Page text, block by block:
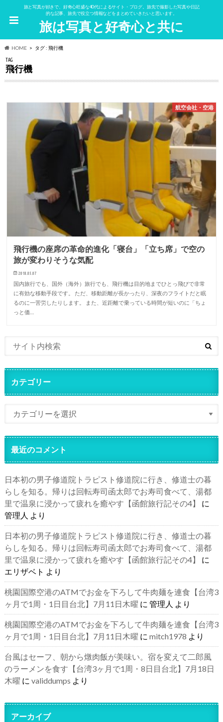
旅と写真が好きで、好奇心旺盛な40代によるサイト・ブログ。旅先で撮影した写真や日記
的な記事、旅先で役立つ情報などをまとめていきたいと思います。
旅は写真と好奇心と共に
HOME タグ : 飛行機
TAG
飛行機
航空会社・空港
飛行機の座席の革命的進化「寝台」「立ち席」で空の
旅が変わりそうな気配
2018.05.07
国内旅行でも、国外（海外）旅行でも、飛行機は目的地までひとっ飛びで非常
に有効な移動手段です。 ただ、移動距離が長かったり、深夜のフライトだと眠
るのに一苦労したりします。 また、近距離で乗っている時間が短いのに「ちょ
っと価…
カテゴリー
最近のコメント
日本初の男子修道院トラピスト修道院に行き、修道士の暮
らしを知る。帰りは回転寿司函太郎でお寿司食べて、湯都
里で温泉に浸かって疲れを癒やす【函館旅行記その4】
に
管理人 より
日本初の男子修道院トラピスト修道院に行き、修道士の暮
らしを知る。帰りは回転寿司函太郎でお寿司食べて、湯都
里で温泉に浸かって疲れを癒やす【函館旅行記その4】
に
エリザベト より
桃園国際空港のATMでお金を下ろして牛肉麺を連食【台湾3
ヶ月で1周・1日目台北】7月11日木曜 に 管理人 より
桃園国際空港のATMでお金を下ろして牛肉麺を連食【台湾3
ヶ月で1周・1日目台北】7月11日木曜 に mitch1978 より
台風はセーフ、朝から燉肉飯が美味い。宿を変えて二郎風
のラーメンを食す【台湾3ヶ月で1周・8日目台北】7月18日
木曜 に validdumps より
アーカイブ